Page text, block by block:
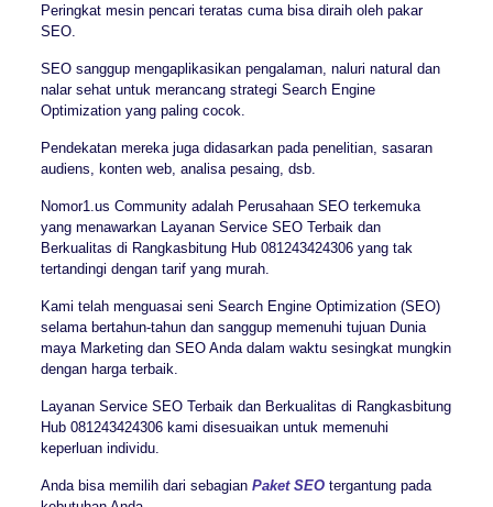
Peringkat mesin pencari teratas cuma bisa diraih oleh pakar
SEO.
SEO sanggup mengaplikasikan pengalaman, naluri natural dan
nalar sehat untuk merancang strategi Search Engine
Optimization yang paling cocok.
Pendekatan mereka juga didasarkan pada penelitian, sasaran
audiens, konten web, analisa pesaing, dsb.
Nomor1.us Community adalah Perusahaan SEO terkemuka
yang menawarkan Layanan Service SEO Terbaik dan
Berkualitas di Rangkasbitung Hub 081243424306 yang tak
tertandingi dengan tarif yang murah.
Kami telah menguasai seni Search Engine Optimization (SEO)
selama bertahun-tahun dan sanggup memenuhi tujuan Dunia
maya Marketing dan SEO Anda dalam waktu sesingkat mungkin
dengan harga terbaik.
Layanan Service SEO Terbaik dan Berkualitas di Rangkasbitung
Hub 081243424306 kami disesuaikan untuk memenuhi
keperluan individu.
Anda bisa memilih dari sebagian Paket SEOtergantung pada